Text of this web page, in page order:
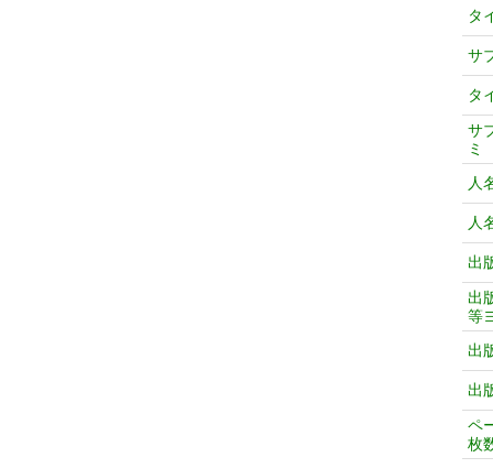
タ
サ
タ
サ
ミ
人
人
出
出
等
出
出
ペ
枚